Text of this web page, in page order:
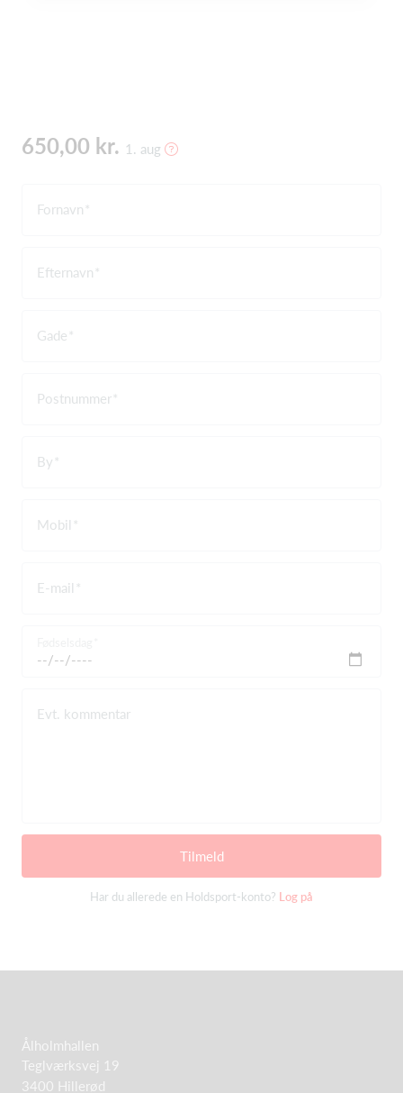
650,00 kr. 1. aug
Fornavn
Efternavn
Gade
Postnummer
By
Mobil
E-mail
Evt. kommentar
Tilmeld
Har du allerede en Holdsport-konto? Log på
Ålholmhallen
Teglværksvej 19
3400 Hillerød